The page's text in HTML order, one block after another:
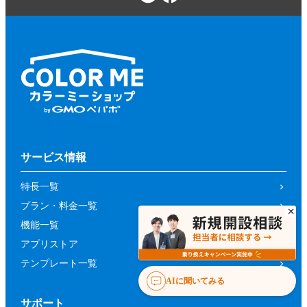
サービス情報
特長一覧
プラン・料金一覧
機能一覧
アプリストア
テンプレート一覧
サポート
AIに聞いてみる